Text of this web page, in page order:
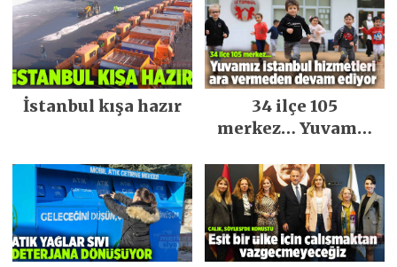
İstanbul kışa hazır
34 ilçe 105
merkez… Yuvamız
ara vermeden
devam ediyor